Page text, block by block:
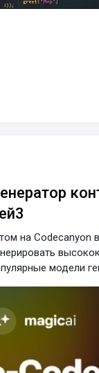
на Codecanyon
модели